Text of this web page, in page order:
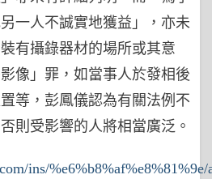
一人不誠實地獲益」，亦未
有攝錄器材的場所或其意
像」罪，如當事人於發相後
等，彭鳳儀認為有關法例不
則受影響的人將相當廣泛。
ins/